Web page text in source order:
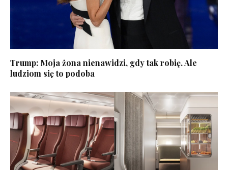
Trump: Moja żona nienawidzi, gdy tak robię. Ale
ludziom się to podoba